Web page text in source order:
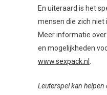
En uiteraard is het
mensen die zich niet
Meer informatie
en mogelijkheden
www.sexpack.nl .
Leuterspel kan helpen